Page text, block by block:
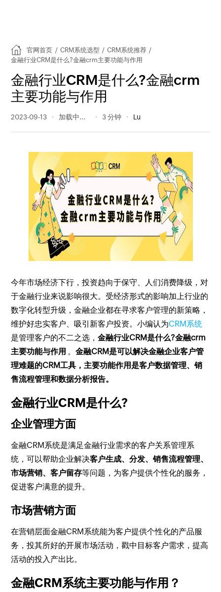
官网首页 / CRM系统选型 / CRM系统推荐 /
金融行业CRM是什么?金融crm主要功能与作用
金融行业CRM是什么?金融crm
主要功能与作用
2023-09-13 711 阅读量 3 分钟 Lu
今年市场经济下行，投资趋向于保守、人们消费降级，对
于金融行业来说影响很大。受经济形式的影响加上行业的
数字化转型升级，金融企业都在寻求客户管理的新策略，
维护好忠实客户、吸引新客户投资。小编认为CRM系统
是管理客户的不二之选，金融行业CRM是什么?金融crm
主要功能与作用 。金融CRM是可以解决金融企业客户管
理难题的CRM工具，主要功能作用是客户数据管理、销
售流程管理和数据分析报告。
金融行业CRM是什么?
企业管理方面
金融CRM系统是满足金融行业需求的客户关系管理系
统，可以帮助企业解决客户生成、分发、销售流程管理、
市场营销、客户留存等问题，为客户提供个性化的服务，
促进客户满意的提升。
市场营销方面
在营销层面金融CRM系统能为客户提供个性化的产品服
务，投其所好的开展市场活动，戳中目标客户需求，提高
活动的投入产出比。
金融CRM系统主要功能与作用？